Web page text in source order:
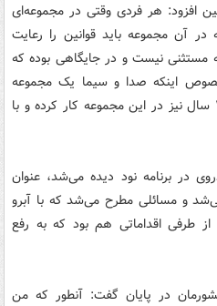
افزود: هر فردی وقتی در مجموعه‌ای
آن مجموعه باید قوانین را رعایت
مستثنی نیست و در جایگاهی بوده که
اینکه صدا و سیما یک مجموعه
خصوصی نیست و دولتی بوده و ۲۰ سال نیز در این مجموعه کار کرده و با
در برنامه نود دیده می‌شد، عنوان
و مسائلی مطرح می‌شد که با آبرو
طرفی اقداماتی هم بود که به رفع
در پایان گفت: آنطور که من